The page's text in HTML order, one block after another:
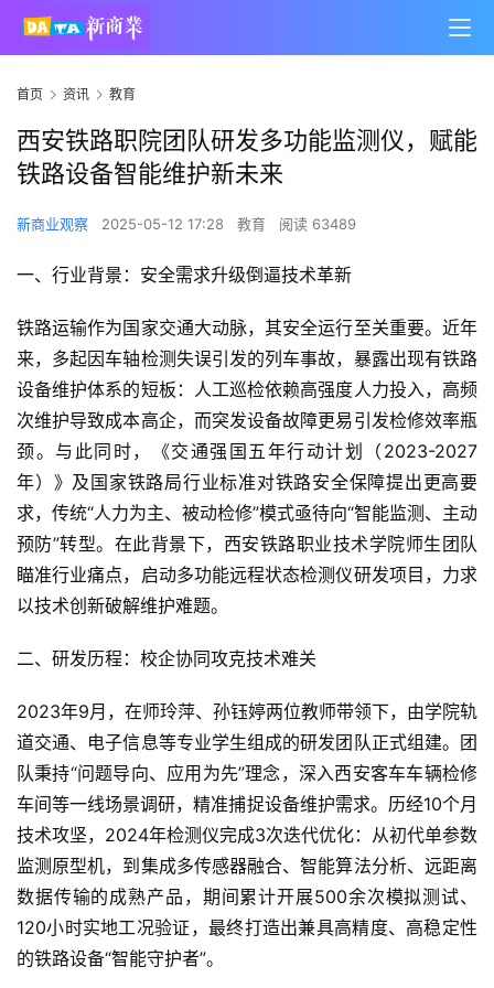
首页 资讯 教育
西安铁路职院团队研发多功能监测仪，赋能
铁路设备智能维护新未来
新商业观察 2025-05-12 17:28 教育 阅读 63489
一、行业背景：安全需求升级倒逼技术革新
铁路运输作为国家交通大动脉，其安全运行至关重要。近年
来，多起因车轴检测失误引发的列车事故，暴露出现有铁路
设备维护体系的短板：人工巡检依赖高强度人力投入，高频
次维护导致成本高企，而突发设备故障更易引发检修效率瓶
颈。与此同时，《交通强国五年行动计划（2023-2027
年）》及国家铁路局行业标准对铁路安全保障提出更高要
求，传统“人力为主、被动检修”模式亟待向“智能监测、主动
预防”转型。在此背景下，西安铁路职业技术学院师生团队
瞄准行业痛点，启动多功能远程状态检测仪研发项目，力求
以技术创新破解维护难题。
二、研发历程：校企协同攻克技术难关
2023年9月，在师玲萍、孙钰婷两位教师带领下，由学院轨
道交通、电子信息等专业学生组成的研发团队正式组建。团
队秉持“问题导向、应用为先”理念，深入西安客车车辆检修
车间等一线场景调研，精准捕捉设备维护需求。历经10个月
技术攻坚，2024年检测仪完成3次迭代优化：从初代单参数
监测原型机，到集成多传感器融合、智能算法分析、远距离
数据传输的成熟产品，期间累计开展500余次模拟测试、
120小时实地工况验证，最终打造出兼具高精度、高稳定性
的铁路设备“智能守护者”。